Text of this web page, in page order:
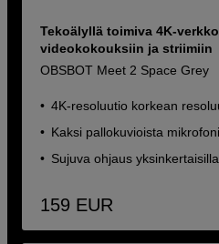
Tekoälyllä toimiva 4K-
videokokouksiin ja striimiin
OBSBOT Meet 2 Space Grey
4K-resoluutio korkean
Kaksi pallokuvioista
Sujuva ohjaus
159 EUR